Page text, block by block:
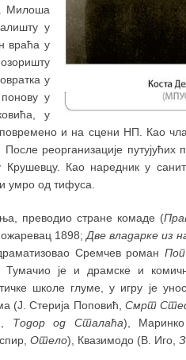
Милоша
у
враћа у
у
у
у
и на сцени НП. Као
реорганизације путујућих
Као наредник у
умро од тифуса.
преводио стране комаде (
1898; Две владарке из
Сремчев роман
је и драмске и
школе глуме, у игру је
(Ј. Стерија Поповић, Смрт
Тодор од Сталаћа),
Отело), Квазимодо (В. Иго,